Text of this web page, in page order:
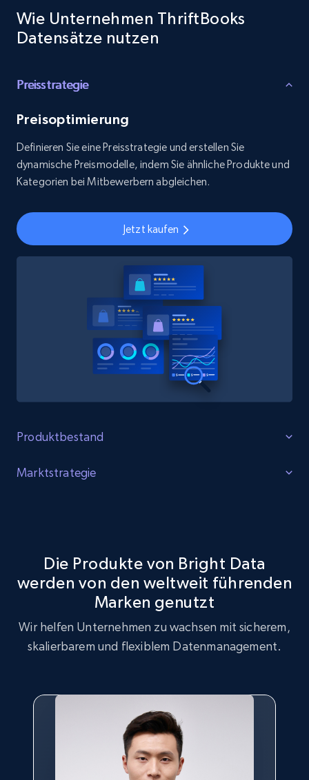
Wie Unternehmen ThriftBooks
Datensätze nutzen
Preisstrategie
Preisoptimierung
Definieren Sie eine Preisstrategie und erstellen Sie
dynamische Preismodelle, indem Sie ähnliche Produkte und
Kategorien bei Mitbewerbern abgleichen.
Jetzt kaufen
Produktbestand
Lücken identifizieren
Jetzt kaufen
Marktstrategie
Kundenpräferenzen zu identifizieren.
Die Produkte von Bright Data
werden von den weltweit führenden
Marken genutzt
Wir helfen Unternehmen zu wachsen mit sicherem,
skalierbarem und flexiblem Datenmanagement.